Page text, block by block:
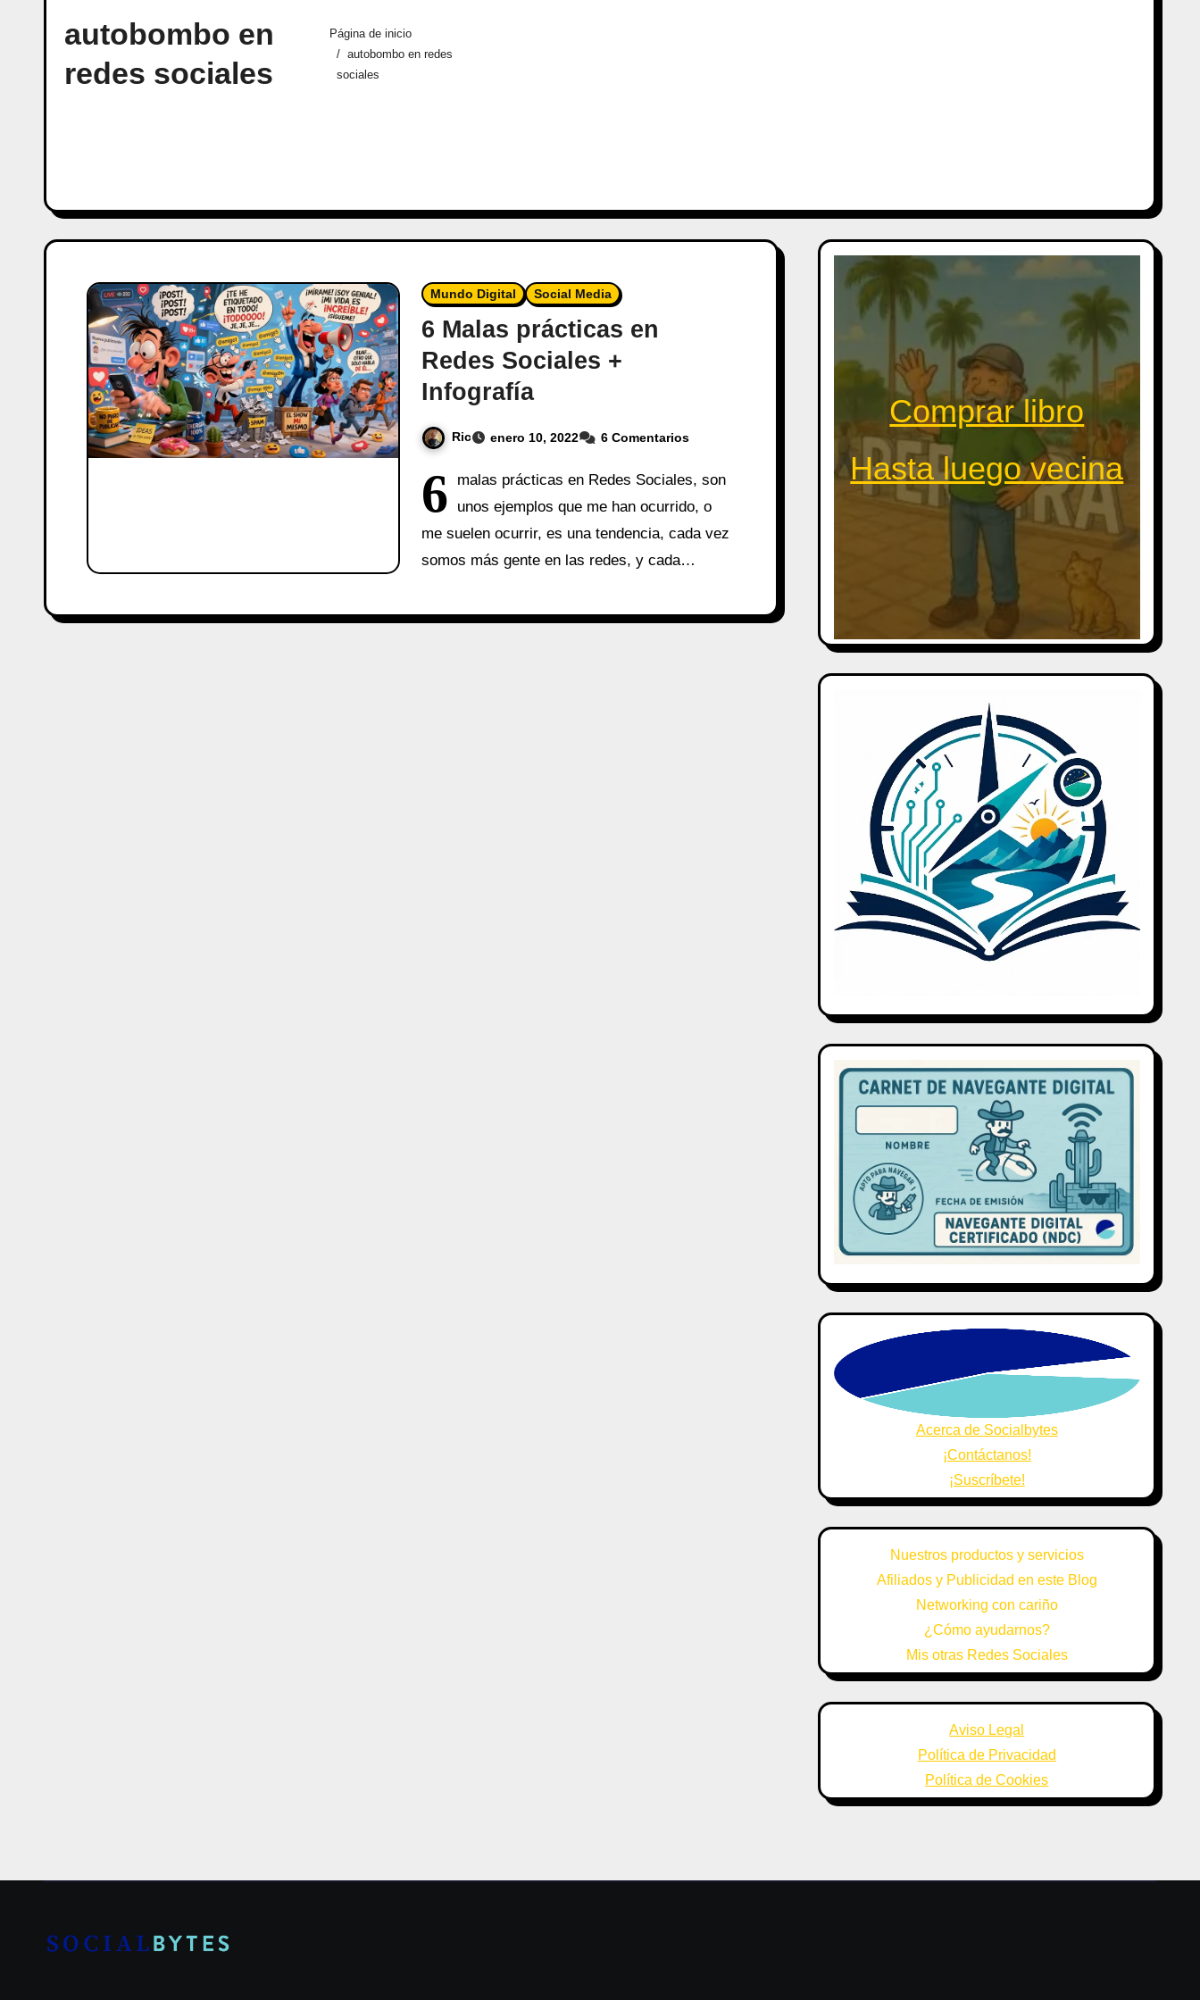
autobombo en
redes sociales
Página de inicio
autobombo en redes
sociales
Mundo Digital Social Media
6 Malas prácticas en
Redes Sociales +
Infografía
Ric enero 10, 2022 6 Comentarios
6
malas prácticas en Redes Sociales, son
unos ejemplos que me han ocurrido, o
me suelen ocurrir, es una tendencia, cada vez
somos más gente en las redes, y cada…
Comprar libro
Hasta luego vecina
Acerca de Socialbytes
¡Contáctanos!
¡Suscríbete!
Nuestros productos y servicios
Afiliados y Publicidad en este Blog
Networking con cariño
¿Cómo ayudarnos?
Mis otras Redes Sociales
Aviso Legal
Política de Privacidad
Política de Cookies